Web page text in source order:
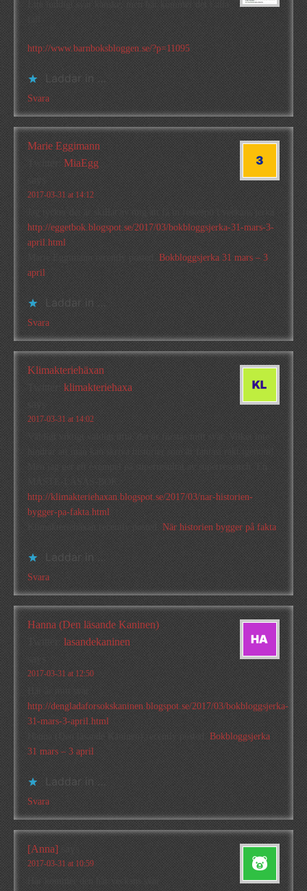
http://www.barnboksbloggen.se/?p=11095
Laddar in …
Svara
Marie Eggimann
MiaEgg
2017-03-31 at 14:12
http://eggetbok.blogspot.se/2017/03/bokbloggsjerka-31-mars-3-
april.html
Bokbloggsjerka 31 mars – 3
april
Laddar in …
Svara
Klimakteriehäxan
klimakteriehaxa
2017-03-31 at 14:02
hindrar att man kan skriva historier som är fantasi rakt igenom!
MÅSTE-LÄSAS-BOK.
http://klimakteriehaxan.blogspot.se/2017/03/nar-historien-
bygger-pa-fakta.html
När historien bygger på fakta
Laddar in …
Svara
Hanna (Den läsande Kaninen)
lasandekaninen
2017-03-31 at 12:50
http://dengladaforsokskaninen.blogspot.se/2017/03/bokbloggsjerka-
31-mars-3-april.html
Bokbloggsjerka
31 mars – 3 april
Laddar in …
Svara
[Anna]
2017-03-31 at 10:59